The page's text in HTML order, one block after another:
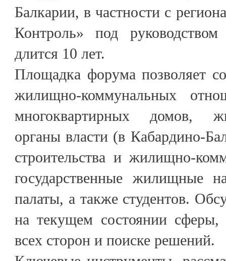
Балкарии, в частности с
Контроль» под
длится 10 лет.
Площадка форума позволяет
жилищно-коммунальных
многоквартирных домов,
органы власти (в Кабардино-
строительства и жилищно-
государственные жилищные
палаты, а также студентов.
на текущем состоянии
всех сторон и поиске решений.